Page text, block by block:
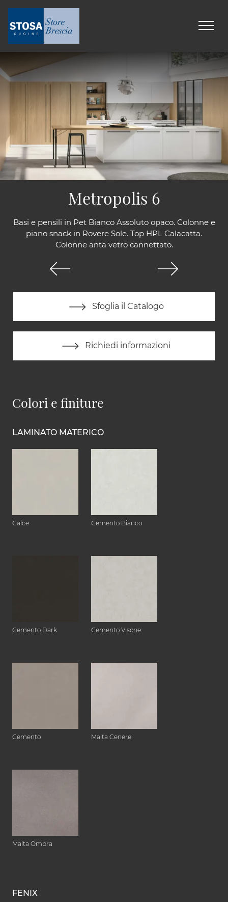
Basi e pensili in Pet Bianco Assoluto opaco. Colonne e
piano snack in Rovere Sole. Top HPL Calacatta.
Colonne anta vetro cannettato.
Sfoglia il Catalogo
Richiedi informazioni
Metropolis 6
Colori e finiture
LAMINATO MATERICO
Calce Cemento Bianco
Cemento Dark Cemento Visone
Cemento Malta Cenere
Malta Ombra
FENIX